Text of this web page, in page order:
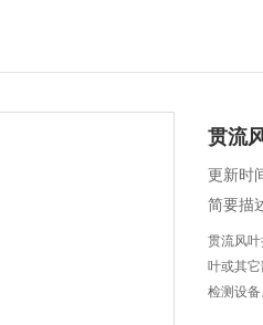
贯流
更新时
简要描
贯流风
叶或其
检测设备